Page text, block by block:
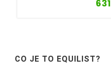
631
CO JE TO EQUILIST?